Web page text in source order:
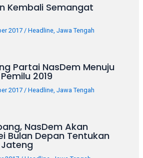
Kembali Semangat
2017 /Headline ,Jawa Tengah
Partai NasDem Menuju
2019
2017 /Headline ,Jawa Tengah
NasDem Akan
Bulan Depan Tentukan